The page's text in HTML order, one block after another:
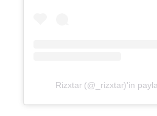
Rizxtar (@_rizxtar)'in